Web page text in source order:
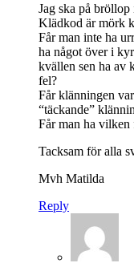
Jag ska på bröllop
Klädkod är mörk
Får man inte ha
ha något över i
kvällen sen ha av
fel?
Får klänningen
“täckande”
Får man ha
Tacksam för alla
Mvh Matilda
Reply